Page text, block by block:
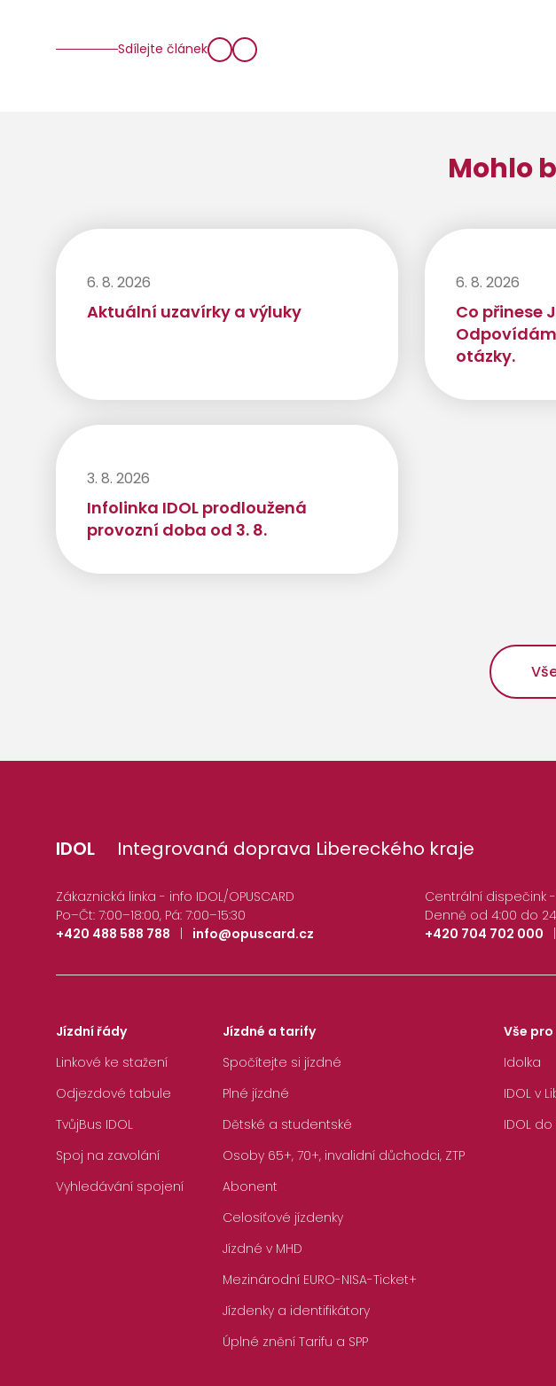
Sdílejte článek
Mohlo
6. 8. 2026
Aktuální uzavírky a výluky
6. 8. 2026
Co přinese
otázky.
3. 8. 2026
Infolinka IDOL prodloužená
provozní doba od 3. 8.
IDOL Integrovaná doprava Libereckého kraje
Zákaznická linka - info IDOL/OPUSCARD
Po–Čt: 7:00–18:00, Pá: 7:00–15:30
+420 488 588 788
info@opuscard.cz
Centrální dispečink
Denně od 4:00 do
+420 704 702 000
Jízdní řády
Linkové ke stažení
Odjezdové tabule
TvůjBus IDOL
Spoj na zavolání
Vyhledávání spojení
Jízdné a tarify
Spočítejte si jízdné
Plné jízdné
Dětské a studentské
Osoby 65+, 70+, invalidní důchodci, ZTP
Abonent
Celosíťové jízdenky
Jízdné v MHD
Mezinárodní EURO-NISA-Ticket+
Jízdenky a identifikátory
Úplné znění Tarifu a SPP
Vše
Idolka
IDOL v
IDOL